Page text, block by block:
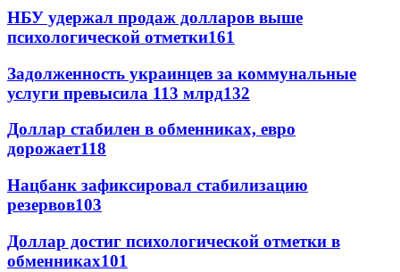
НБУ удержал продаж долларов выше
психологической отметки161
Задолженность украинцев за коммунальные
услуги превысила 113 млрд132
Доллар стабилен в обменниках, евро
дорожает118
Нацбанк зафиксировал стабилизацию
резервов103
Доллар достиг психологической отметки в
обменниках101